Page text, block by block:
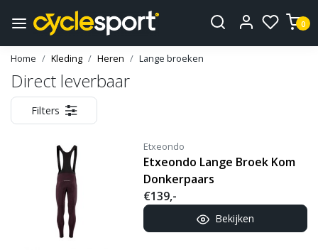
0
Home Kleding Heren Lange broeken
Direct leverbaar
Filters
Etxeondo
Etxeondo Lange Broek Kom
Donkerpaars
€139,-
Bekijken